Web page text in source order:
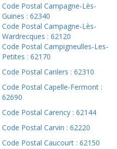
Code Postal Campagne-Lès-
Guines : 62340
Code Postal Campagne-Lès-
Wardrecques : 62120
Code Postal Campigneulles-Les-
Petites : 62170
Code Postal Canlers : 62310
Code Postal Capelle-Fermont :
62690
Code Postal Carency : 62144
Code Postal Carvin : 62220
Code Postal Caucourt : 62150